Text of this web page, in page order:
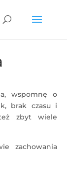
wspomnę o
brak czasu i
zbyt wiele
zachowania